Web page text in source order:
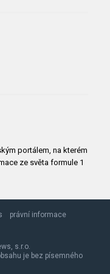
portálem, na kterém
ze světa formule 1
právní informace
s.r.o.
je bez písemného